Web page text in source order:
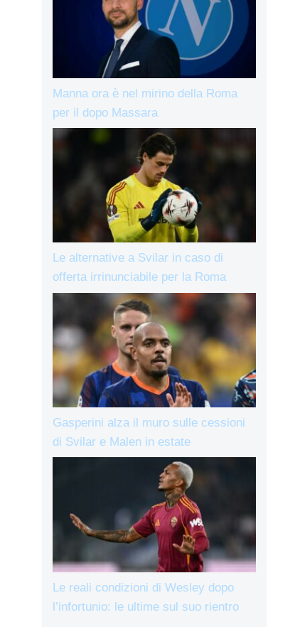
Manna ora è nel mirino della Roma
per il dopo Massara
Le alternative a Svilar in caso di
offerta irrinunciabile per la Roma
Gasperini alza il muro sulle cessioni
di Svilar e Malen in estate
Le reali condizioni di Wesley dopo
l’infortunio: le ultime sul suo rientro